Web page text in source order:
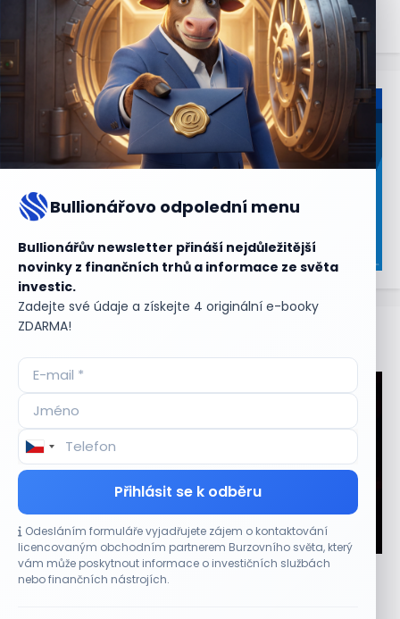
Bullionářovo odpolední menu
Bullionářův newsletter přináší nejdůležitější
novinky z finančních trhů a informace ze světa
investic.
Zadejte své údaje a získejte 4 originální e-booky
ZDARMA!
Přihlásit se k odběru
Odesláním formuláře vyjadřujete zájem o kontaktování
licencovaným obchodním partnerem Burzovního světa, který
vám může poskytnout informace o investičních službách
nebo finančních nástrojích.
Aktuální
CO HÝBE TRHEM
Plány Starlinku srazily akcie T-Mobile, AT&T a